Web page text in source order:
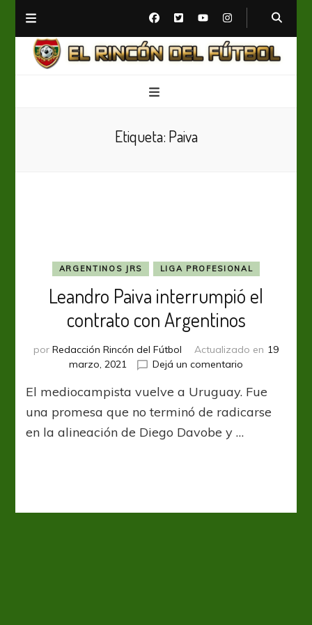
Etiqueta: Paiva
ARGENTINOS JRS LIGA PROFESIONAL
Leandro Paiva interrumpió el
contrato con Argentinos
por Redacción Rincón del Fútbol Actualizado en 19
marzo, 2021
Dejá un comentario
Paiva
interrumpió
contrato
El mediocampista vuelve a Uruguay. Fue
una promesa que no terminó de radicarse
en la alineación de Diego Davobe y …